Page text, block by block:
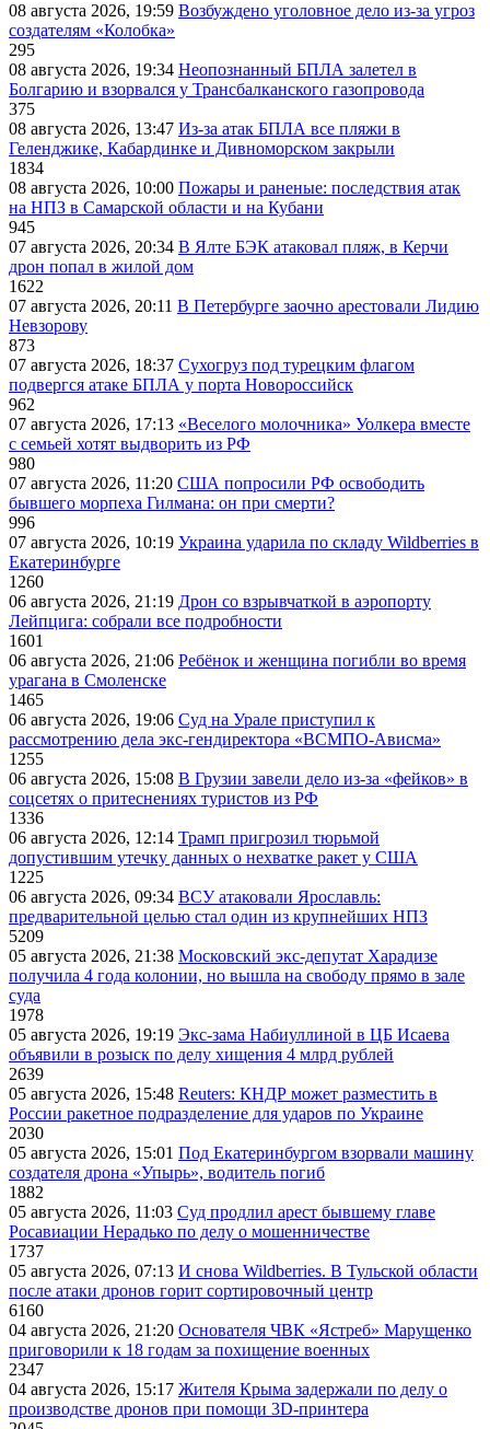
08 августа 2026, 19:59 Возбуждено уголовное дело из-за угроз
создателям «Колобка»
295
08 августа 2026, 19:34 Неопознанный БПЛА залетел в
Болгарию и взорвался у Трансбалканского газопровода
375
08 августа 2026, 13:47 Из-за атак БПЛА все пляжи в
Геленджике, Кабардинке и Дивноморском закрыли
1834
08 августа 2026, 10:00 Пожары и раненые: последствия атак
на НПЗ в Самарской области и на Кубани
945
07 августа 2026, 20:34 В Ялте БЭК атаковал пляж, в Керчи
дрон попал в жилой дом
1622
07 августа 2026, 20:11 В Петербурге заочно арестовали Лидию
Невзорову
873
07 августа 2026, 18:37 Сухогруз под турецким флагом
подвергся атаке БПЛА у порта Новороссийск
962
07 августа 2026, 17:13 «Веселого молочника» Уолкера вместе
с семьей хотят выдворить из РФ
980
07 августа 2026, 11:20 США попросили РФ освободить
бывшего морпеха Гилмана: он при смерти?
996
07 августа 2026, 10:19 Украина ударила по складу Wildberries в
Екатеринбурге
1260
06 августа 2026, 21:19 Дрон со взрывчаткой в аэропорту
Лейпцига: собрали все подробности
1601
06 августа 2026, 21:06 Ребёнок и женщина погибли во время
урагана в Смоленске
1465
06 августа 2026, 19:06 Суд на Урале приступил к
рассмотрению дела экс-гендиректора «ВСМПО-Ависма»
1255
06 августа 2026, 15:08 В Грузии завели дело из-за «фейков» в
соцсетях о притеснениях туристов из РФ
1336
06 августа 2026, 12:14 Трамп пригрозил тюрьмой
допустившим утечку данных о нехватке ракет у США
1225
06 августа 2026, 09:34 ВСУ атаковали Ярославль:
предварительной целью стал один из крупнейших НПЗ
5209
05 августа 2026, 21:38 Московский экс-депутат Харадизе
получила 4 года колонии, но вышла на свободу прямо в зале
суда
1978
05 августа 2026, 19:19 Экс-зама Набиуллиной в ЦБ Исаева
объявили в розыск по делу хищения 4 млрд рублей
2639
05 августа 2026, 15:48 Reuters: КНДР может разместить в
России ракетное подразделение для ударов по Украине
2030
05 августа 2026, 15:01 Под Екатеринбургом взорвали машину
создателя дрона «Упырь», водитель погиб
1882
05 августа 2026, 11:03 Суд продлил арест бывшему главе
Росавиации Нерадько по делу о мошенничестве
1737
05 августа 2026, 07:13 И снова Wildberries. В Тульской области
после атаки дронов горит сортировочный центр
6160
04 августа 2026, 21:20 Основателя ЧВК «Ястреб» Марущенко
приговорили к 18 годам за похищение военных
2347
04 августа 2026, 15:17 Жителя Крыма задержали по делу о
производстве дронов при помощи 3D‑принтера